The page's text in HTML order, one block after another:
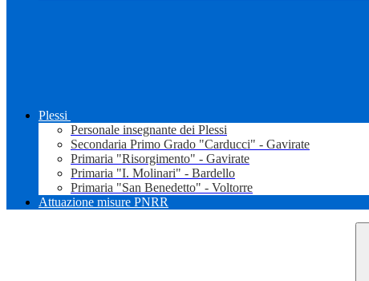
Plessi
Personale insegnante dei Plessi
Secondaria Primo Grado "Carducci" - Gavirate
Primaria "Risorgimento" - Gavirate
Primaria "I. Molinari" - Bardello
Primaria "San Benedetto" - Voltorre
Attuazione misure PNRR